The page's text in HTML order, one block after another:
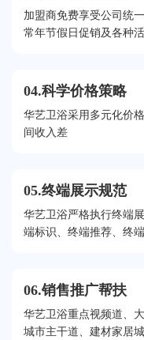
加盟商免费享受公司统
常年节假日促销及各种
04.科学价格策略
华艺卫浴采用多元化价
间收入差
05.终端展示规范
华艺卫浴严格执行终端
端标识、终端推荐、终
06.销售推广帮扶
华艺卫浴重点视频道、
城市主干道、建材家居